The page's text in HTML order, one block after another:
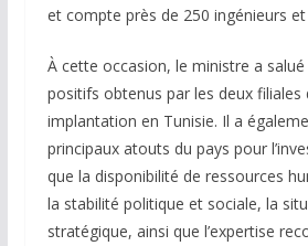
et compte près de 250 ingénieurs
À cette occasion, le ministre a
positifs obtenus par les deux filiales
implantation en Tunisie. Il a
principaux atouts du pays pour
que la disponibilité de ressources
la stabilité politique et sociale, la
stratégique, ainsi que l’expertise